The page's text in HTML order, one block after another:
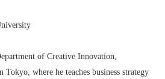
of Creative Innovation,
where he teaches business strategy